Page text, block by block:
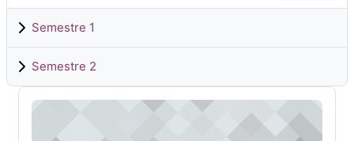
Semestre 1
Semestre 2
PASS - Accès en LAS 2